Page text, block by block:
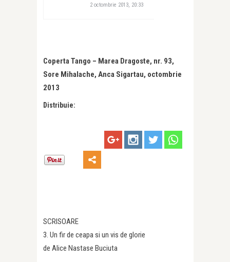
2 octombrie 2013, 20:33
Coperta Tango – Marea Dragoste, nr. 93,
Sore Mihalache, Anca Sigartau, octombrie
2013
Distribuie:
SCRISOARE
3. Un fir de ceapa si un vis de glorie
de Alice Nastase Buciuta